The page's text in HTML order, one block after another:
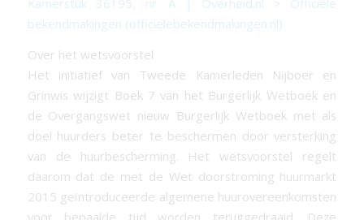
Kamerstuk 36195, nr. A | Overheid.nl > Officiële
bekendmakingen (officielebekendmakingen.nl)
Over het wetsvoorstel
Het initiatief van Tweede Kamerleden Nijboer en
Grinwis wijzigt Boek 7 van het Burgerlijk Wetboek en
de Overgangswet nieuw Burgerlijk Wetboek met als
doel huurders beter te beschermen door versterking
van de huurbescherming. Het wetsvoorstel regelt
daarom dat de met de Wet doorstroming huurmarkt
2015 geïntroduceerde algemene huurovereenkomsten
voor bepaalde tijd worden teruggedraaid. Deze